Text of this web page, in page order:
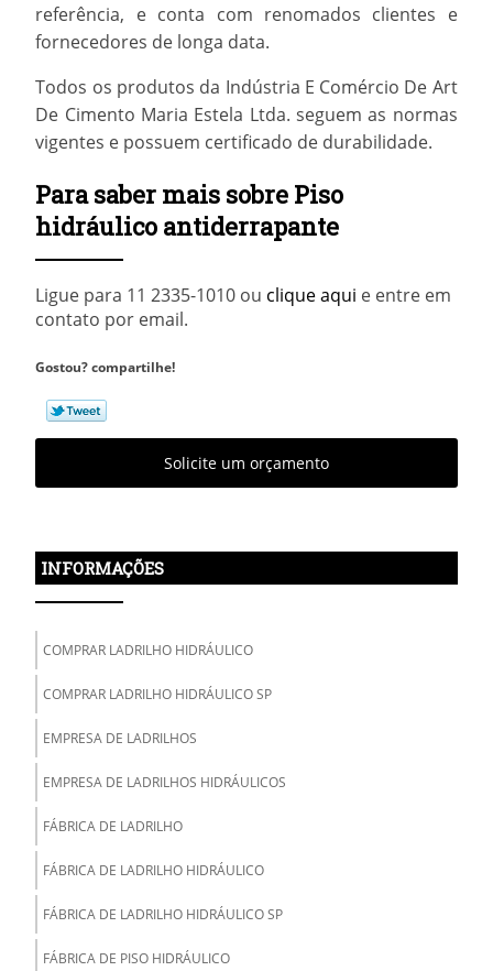
referência, e conta com renomados clientes e
fornecedores de longa data.
Todos os produtos da Indústria E Comércio De Art
De Cimento Maria Estela Ltda. seguem as normas
vigentes e possuem certificado de durabilidade.
Para saber mais sobre Piso
hidráulico antiderrapante
Ligue para 11 2335-1010 ou clique aqui e entre em
contato por email.
Gostou? compartilhe!
Solicite um orçamento
INFORMAÇÕES
COMPRAR LADRILHO HIDRÁULICO
COMPRAR LADRILHO HIDRÁULICO SP
EMPRESA DE LADRILHOS
EMPRESA DE LADRILHOS HIDRÁULICOS
FÁBRICA DE LADRILHO
FÁBRICA DE LADRILHO HIDRÁULICO
FÁBRICA DE LADRILHO HIDRÁULICO SP
FÁBRICA DE PISO HIDRÁULICO